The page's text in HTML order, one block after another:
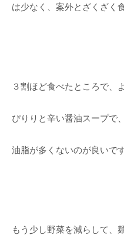
は少なく、案外とざくざく
３割ほど食べたところで、
ぴりりと辛い醤油スープで
油脂が多くないのが良いです
もう少し野菜を減らして、